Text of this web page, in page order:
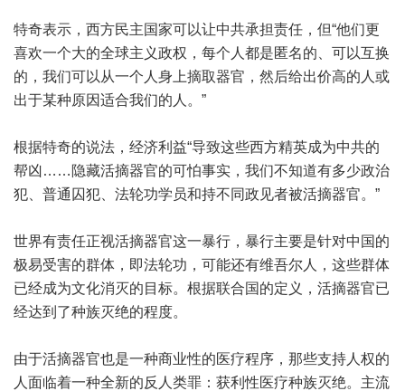
特奇表示，西方民主国家可以让中共承担责任，但“他们更
喜欢一个大的全球主义政权，每个人都是匿名的、可以互换
的，我们可以从一个人身上摘取器官，然后给出价高的人或
出于某种原因适合我们的人。”
根据特奇的说法，经济利益“导致这些西方精英成为中共的
帮凶……隐藏活摘器官的可怕事实，我们不知道有多少政治
犯、普通囚犯、法轮功学员和持不同政见者被活摘器官。”
世界有责任正视活摘器官这一暴行，暴行主要是针对中国的
极易受害的群体，即法轮功，可能还有维吾尔人，这些群体
已经成为文化消灭的目标。根据联合国的定义，活摘器官已
经达到了种族灭绝的程度。
由于活摘器官也是一种商业性的医疗程序，那些支持人权的
人面临着一种全新的反人类罪：获利性医疗种族灭绝。主流